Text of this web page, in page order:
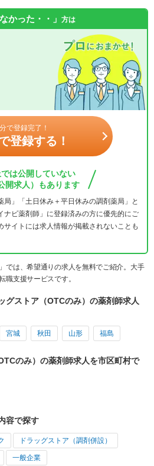
かった・・」 方は
で登録完了！
登録する！
は公開していない
開求人）もあります
局」「土日休み＋平日休みの調剤薬局」と
ナビ薬剤師」に登録済みの方に優先的にご
サイトには求人情報が掲載されないことも
では、希望通りの求人を無料でご紹介。大手
職支援サービスです。
グストア（OTCのみ）の薬剤師求人
宮城 秋田 山形 福島
のみ）の薬剤師求人を市区町村で
容で探す
ドラッグストア（調剤併設）
一般企業